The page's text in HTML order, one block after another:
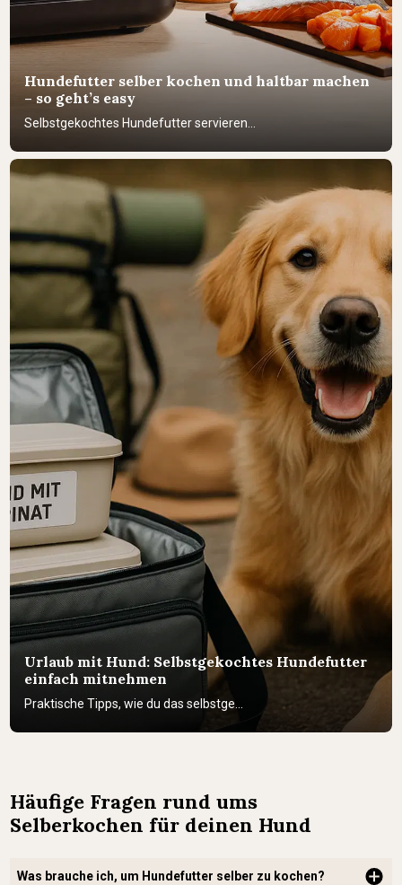
Hundefutter selber kochen und haltbar machen
– so geht’s easy
Selbstgekochtes Hundefutter servieren...
Urlaub mit Hund: Selbstgekochtes Hundefutter
einfach mitnehmen
Praktische Tipps, wie du das selbstge...
Häufige Fragen rund ums
Selberkochen für deinen Hund
Was brauche ich, um Hundefutter selber zu kochen?